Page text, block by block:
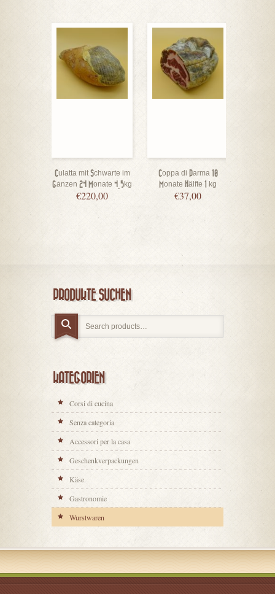
Culatta mit Schwarte im
Ganzen 24 Monate 4,5kg
€220,00
Coppa di Parma 10
Monate Hälfte 1 kg
€37,00
PRODUKTE SUCHEN
KATEGORIEN
Corsi di cucina
Senza categoria
Accessori per la casa
Geschenkverpackungen
Käse
Gastronomie
Wurstwaren